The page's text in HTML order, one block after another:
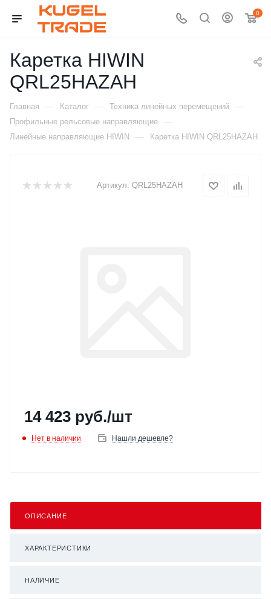
0
Каретка HIWIN
QRL25HAZAH
Главная — Каталог — Техника линейных перемещений —
Профильные рельсовые направляющие —
Линейные направляющие HIWIN — Каретка HIWIN QRL25HAZAH
Артикул: QRL25HAZAH
14 423 руб./шт
Нет в наличии Нашли дешевле?
ОПИСАНИЕ
ХАРАКТЕРИСТИКИ
НАЛИЧИЕ